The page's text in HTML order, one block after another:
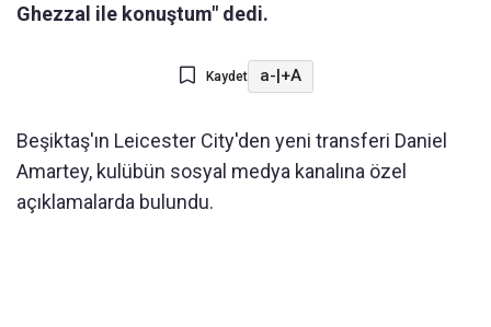
Ghezzal ile konuştum" dedi.
Kaydet a-|+A
Beşiktaş'ın Leicester City'den yeni transferi Daniel
Amartey, kulübün sosyal medya kanalına özel
açıklamalarda bulundu.